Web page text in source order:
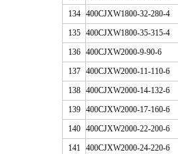
134
400CJXW1800-32-280-4
135
400CJXW1800-35-315-4
136
400CJXW2000-9-90-6
137
400CJXW2000-11-110-6
138
400CJXW2000-14-132-6
139
400CJXW2000-17-160-6
140
400CJXW2000-22-200-6
141
400CJXW2000-24-220-6